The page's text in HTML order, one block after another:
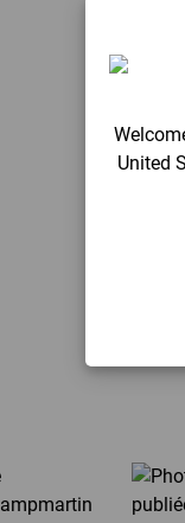
United